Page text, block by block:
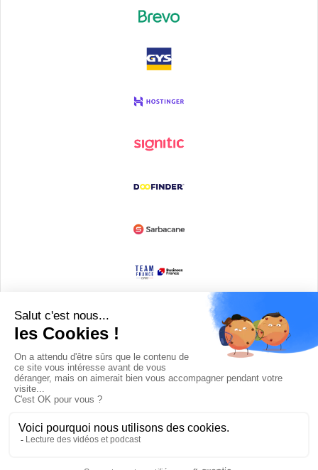
Devenir partenaire
© Copyright 2008 / 2026,DECODE MEDIA, The Innovation Media
Company.All Rights Reserved